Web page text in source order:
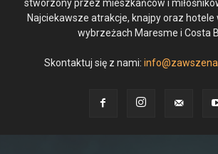
stworzony przez mieszkańców i
Najciekawsze atrakcje, knajpy oraz hotele
wybrzeżach Maresme i Costa
Skontaktuj się z nami: